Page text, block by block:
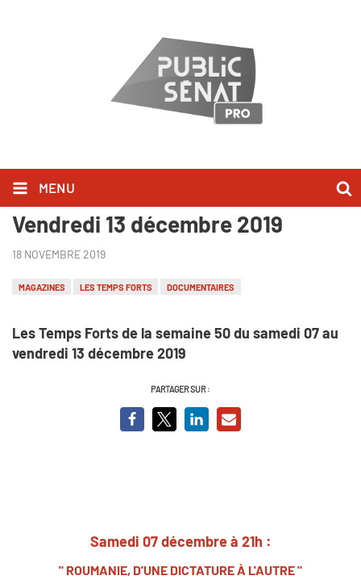
MENU
Les Temps Forts du Samedi 07 au
Vendredi 13 décembre 2019
18 NOVEMBRE 2019
MAGAZINES LES TEMPS FORTS DOCUMENTAIRES
Les Temps Forts de la semaine 50 du samedi 07 au
vendredi 13 décembre 2019
PARTAGER SUR :
Samedi 07 décembre à 21h :
" ROUMANIE, D'UNE DICTATURE À L'AUTRE "